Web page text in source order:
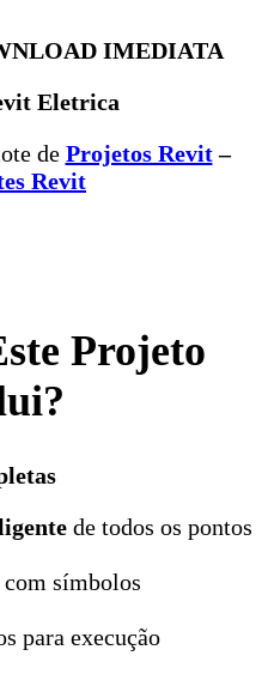
IMEDIATA
Eletrica
de Projetos Revit–
Revit
Projeto
de todos os pontos
com símbolos
para execução